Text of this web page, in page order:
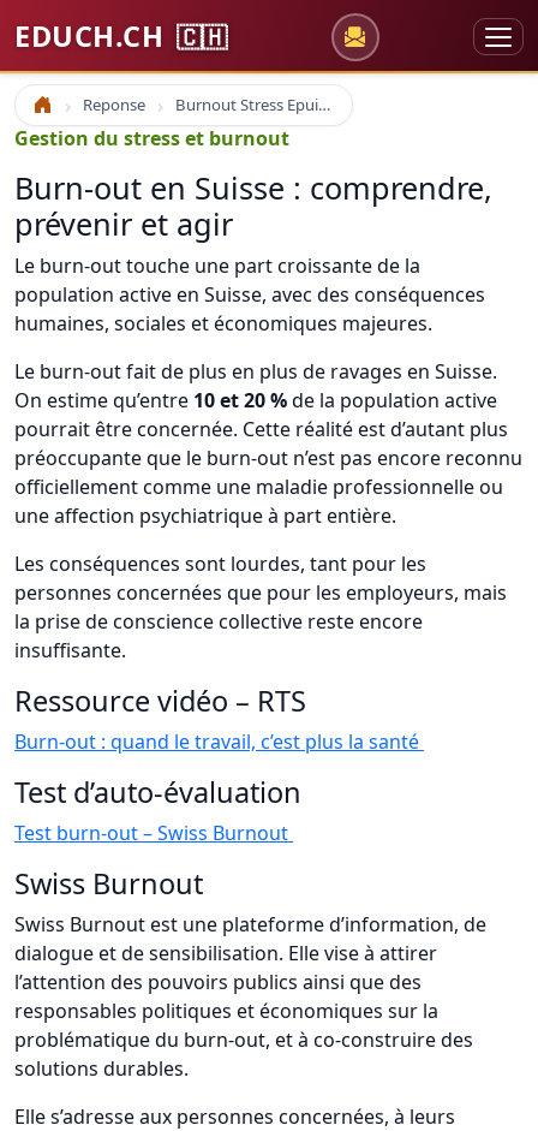
EDUCH.CH 🇨🇭
Accueil Reponse Burnout Stress Epuisement professionnel
Gestion du stress et burnout
Burn-out en Suisse : comprendre,
prévenir et agir
Le burn-out touche une part croissante de la
population active en Suisse, avec des conséquences
humaines, sociales et économiques majeures.
Le burn-out fait de plus en plus de ravages en Suisse.
On estime qu’entre 10 et 20 %de la population active
pourrait être concernée. Cette réalité est d’autant plus
préoccupante que le burn-out n’est pas encore reconnu
officiellement comme une maladie professionnelle ou
une affection psychiatrique à part entière.
Les conséquences sont lourdes, tant pour les
personnes concernées que pour les employeurs, mais
la prise de conscience collective reste encore
insuffisante.
Ressource vidéo – RTS
Burn-out : quand le travail, c’est plus la santé
Test d’auto-évaluation
Test burn-out – Swiss Burnout
Swiss Burnout
Swiss Burnout est une plateforme d’information, de
dialogue et de sensibilisation. Elle vise à attirer
l’attention des pouvoirs publics ainsi que des
responsables politiques et économiques sur la
problématique du burn-out, et à co-construire des
solutions durables.
Elle s’adresse aux personnes concernées, à leurs